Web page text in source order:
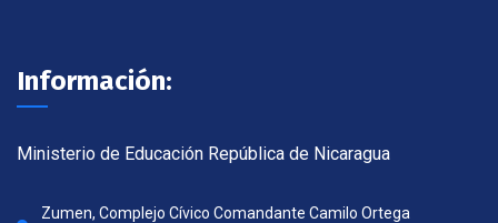
Información:
Ministerio de Educación República de Nicaragua
Zumen, Complejo Cívico Comandante Camilo Ortega